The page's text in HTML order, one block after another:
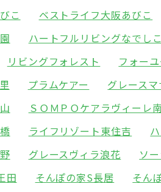
こ
ベストライフ大阪あびこ
ハートフルリビングなでし
リビングフォレスト フォー
プラムケアー グレース
ＳＯＭＰＯケアラヴィーレ
ライフリゾート東住吉
グレースヴィラ浪花 ソ
田
そんぽの家S長居 そん